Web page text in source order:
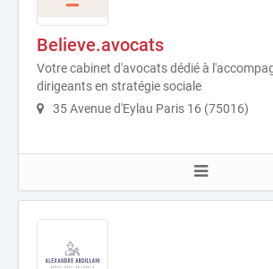
Believe.avocats
Votre cabinet d'avocats dédié à
dirigeants en stratégie sociale
35 Avenue d'Eylau Paris 16 (75016)